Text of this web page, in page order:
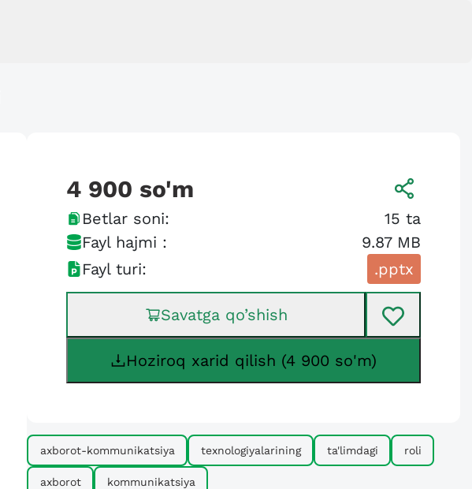
4 900 so'm
Betlar soni: 15 ta
Fayl hajmi :
9.87 MB
Fayl turi:
.pptx
Savatga qo’shish
Hoziroq xarid qilish (4 900 so'm)
axborot-kommunikatsiya texnologiyalarining ta'limdagi roli
axborot kommunikatsiya